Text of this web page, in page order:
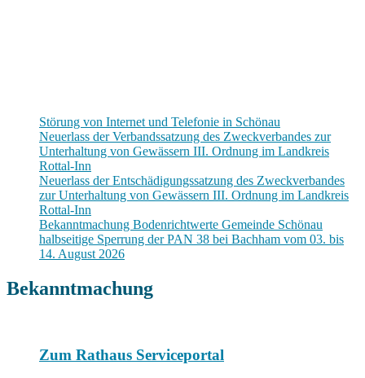
Störung von Internet und Telefonie in Schönau
Neuerlass der Verbandssatzung des Zweckverbandes zur
Unterhaltung von Gewässern III. Ordnung im Landkreis
Rottal-Inn
Neuerlass der Entschädigungssatzung des Zweckverbandes
zur Unterhaltung von Gewässern III. Ordnung im Landkreis
Rottal-Inn
Bekanntmachung Bodenrichtwerte Gemeinde Schönau
halbseitige Sperrung der PAN 38 bei Bachham vom 03. bis
14. August 2026
Bekanntmachung
Zum Rathaus Serviceportal